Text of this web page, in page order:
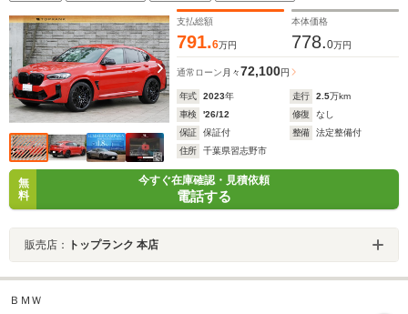
支払総額
791.6万円
本体価格
778.0万円
通常ローン 月々72,100円
年式 2023年 走行 2.5万km
車検
'26/12 修復
なし
保証
保証付 整備
法定整備付
住所
千葉県習志野市
無
料
今すぐ在庫確認・見積依頼
電話する
販売店： トップランク 本店
ＢＭＷ